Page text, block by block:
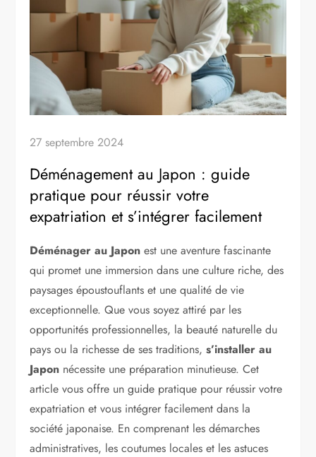
27 septembre 2024
Déménagement au Japon : guide
pratique pour réussir votre
expatriation et s’intégrer facilement
Déménager au Japon est une aventure fascinante
qui promet une immersion dans une culture riche, des
paysages époustouflants et une qualité de vie
exceptionnelle. Que vous soyez attiré par les
opportunités professionnelles, la beauté naturelle du
pays ou la richesse de ses traditions,s’installer au
Japon nécessite une préparation minutieuse. Cet
article vous offre un guide pratique pour réussir votre
expatriation et vous intégrer facilement dans la
société japonaise. En comprenant les démarches
administratives, les coutumes locales et les astuces